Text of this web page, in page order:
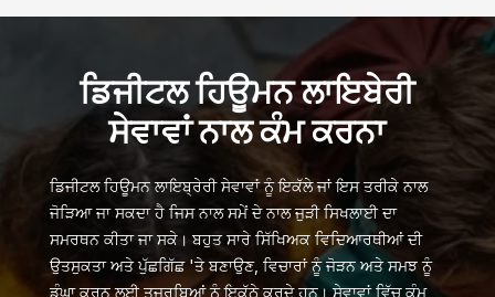
ਡਿਜੀਟਲ ਹਿਊਮਨ ਲਾਇਬੇਰੀ
ਸੇਵਾਵਾਂ ਨਾਲ ਕੰਮ ਕਰਨਾ
ਡਿਜੀਟਲ ਹਿਊਮਨ ਲਾਇਬ੍ਰੇਰੀ ਸੇਵਾਵਾਂ ਨੂੰ ਇਕੱਲੇ ਜਾਂ ਇਸ ਤਰੀਕੇ ਨਾਲ
ਜੋੜਿਆ ਜਾ ਸਕਦਾ ਹੈ ਜਿਸ ਨਾਲ ਸਮੇਂ ਦੇ ਨਾਲ ਜੁੜੀ ਸਿਖਲਾਈ ਦਾ
ਸਮਰਥਨ ਕੀਤਾ ਜਾ ਸਕੇ। ਬਹੁਤ ਸਾਰੇ ਸਿੱਖਿਅਕ ਵਿਦਿਆਰਥੀਆਂ ਦੀ
ਉਤਸੁਕਤਾ ਅਤੇ ਪੁੱਛਗਿੱਛ 'ਤੇ ਬਣਾਉਣ, ਵਿਚਾਰਾਂ ਨੂੰ ਜੋੜਨ ਅਤੇ ਸਮਝ ਨੂੰ
ਡੂੰਘਾ ਕਰਨ ਲਈ ਤਜਰਬਿਆਂ ਨੂੰ ਇਕੱਠੇ ਕਰਦੇ ਹਨ। ਸੇਵਾਵਾਂ ਵਿੱਚ ਕੰਮ